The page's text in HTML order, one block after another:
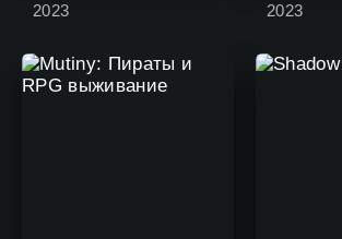
2023 2023